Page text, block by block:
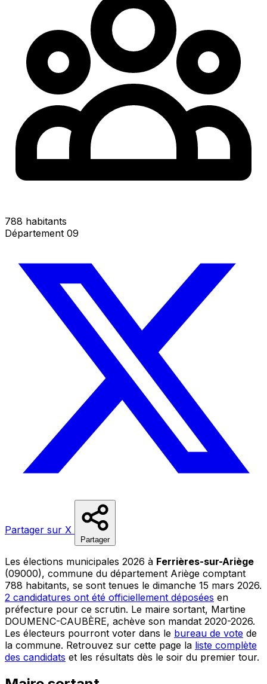
788 habitants
Département 09
Partager sur X
Partager
Les élections municipales 2026 à Ferrières-sur-Ariège
(09000), commune du département Ariège comptant
788 habitants, se sont tenues le dimanche 15 mars 2026.
2 candidatures ont été officiellement déposées en
préfecture pour ce scrutin. Le maire sortant, Martine
DOUMENC-CAUBÈRE, achève son mandat 2020-2026.
Les électeurs pourront voter dans le bureau de vote de
la commune. Retrouvez sur cette page la liste complète
des candidats et les résultats dès le soir du premier tour.